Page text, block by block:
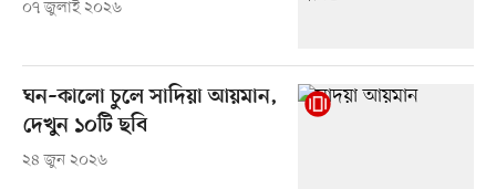
০৭ জুলাই ২০২৬
ঘন–কালো চুলে সাদিয়া আয়মান,
দেখুন ১০টি ছবি
২৪ জুন ২০২৬